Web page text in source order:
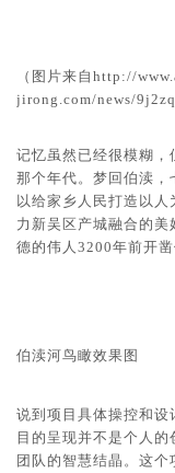
（图片来自 http://
jirong.com/news/
记忆虽然已经很模糊，
那个年代。梦回伯渎
以给家乡人民打造以
力新吴区产城融合的
德的伟人3200年前开
伯渎河鸟瞰效果图
说到项目具体操控和设
目的呈现并不是个人
团队的智慧结晶。这